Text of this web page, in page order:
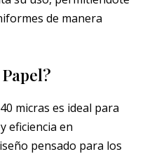
de manera
micras es ideal para
eficiencia en
pensado para los